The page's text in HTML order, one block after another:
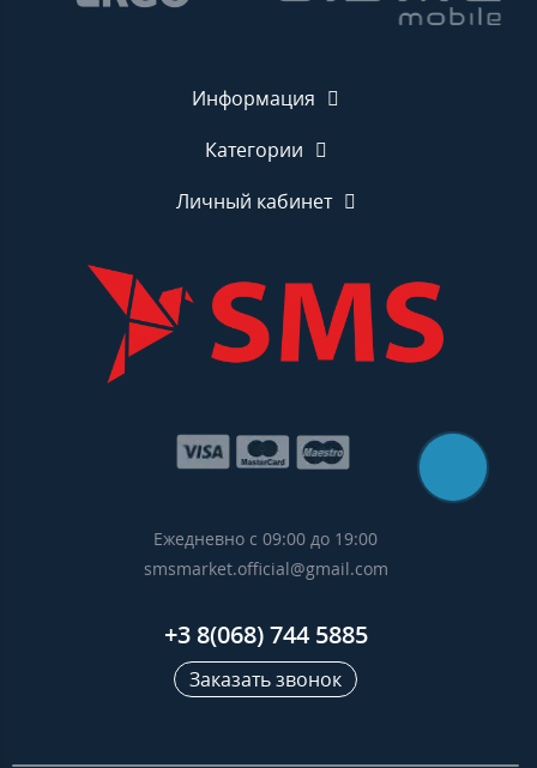
Информация
Категории
Личный кабинет
Ежедневно с 09:00 до 19:00
smsmarket.official@gmail.com
+3 8(068) 744 5885
Заказать звонок